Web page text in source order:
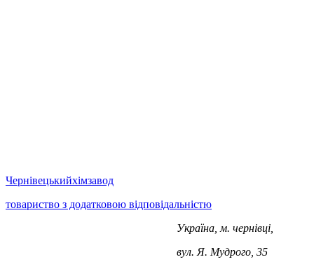
Чернівецькийхімзавод
товариство з додатковою відповідальністю
Україна, м. чернівці,
вул. Я. Мудрого, 35